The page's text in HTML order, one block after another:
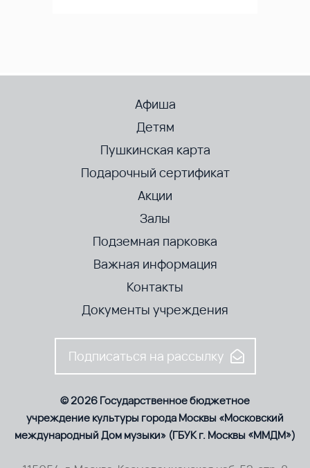
Афиша
Детям
Пушкинская карта
Подарочный сертификат
Акции
Залы
Подземная парковка
Важная информация
Контакты
Документы учреждения
Подписаться на рассылку
© 2026 Государственное бюджетное
учреждение культуры города Москвы «Московский
международный Дом музыки» (ГБУК г. Москвы «ММДМ»)